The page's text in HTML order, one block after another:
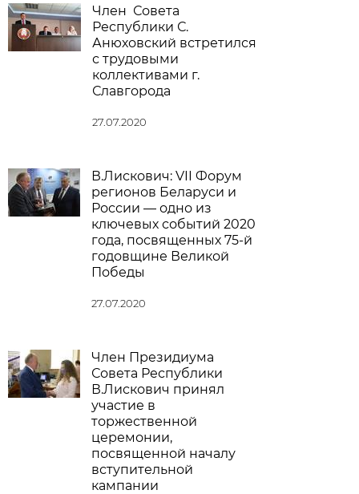
Член Совета
Республики С.
Анюховский встретился
с трудовыми
коллективами г.
Славгорода
27.07.2020
В.Лискович: VII Форум
регионов Беларуси и
России — одно из
ключевых событий 2020
года, посвященных 75-й
годовщине Великой
Победы
27.07.2020
Член Президиума
Совета Республики
В.Лискович принял
участие в
торжественной
церемонии,
посвященной началу
вступительной
кампании